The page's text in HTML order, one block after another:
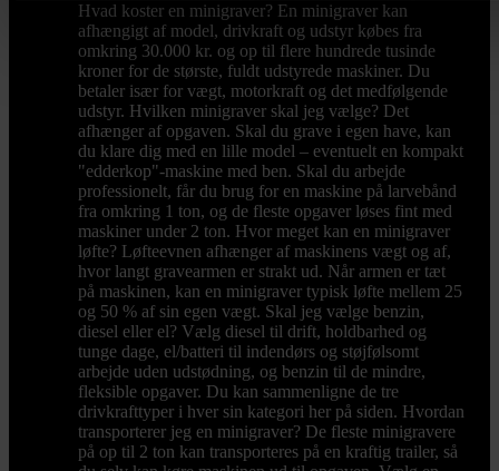
Hvad koster en minigraver? En minigraver kan
afhængigt af model, drivkraft og udstyr købes fra
omkring 30.000 kr. og op til flere hundrede tusinde
kroner for de største, fuldt udstyrede maskiner. Du
betaler især for vægt, motorkraft og det medfølgende
udstyr. Hvilken minigraver skal jeg vælge? Det
afhænger af opgaven. Skal du grave i egen have, kan
du klare dig med en lille model – eventuelt en kompakt
"edderkop"-maskine med ben. Skal du arbejde
professionelt, får du brug for en maskine på larvebånd
fra omkring 1 ton, og de fleste opgaver løses fint med
maskiner under 2 ton. Hvor meget kan en minigraver
løfte? Løfteevnen afhænger af maskinens vægt og af,
hvor langt gravearmen er strakt ud. Når armen er tæt
på maskinen, kan en minigraver typisk løfte mellem 25
og 50 % af sin egen vægt. Skal jeg vælge benzin,
diesel eller el? Vælg diesel til drift, holdbarhed og
tunge dage, el/batteri til indendørs og støjfølsomt
arbejde uden udstødning, og benzin til de mindre,
fleksible opgaver. Du kan sammenligne de tre
drivkrafttyper i hver sin kategori her på siden. Hvordan
transporterer jeg en minigraver? De fleste minigravere
på op til 2 ton kan transporteres på en kraftig trailer, så